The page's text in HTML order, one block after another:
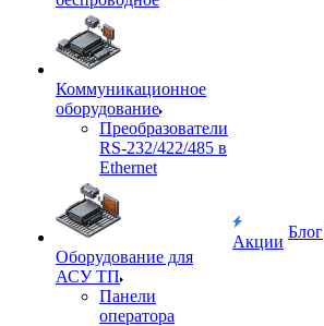
Коммуникационное
оборудование
Преобразователи
RS-232/422/485 в
Ethernet
Оборудование для
АСУ ТП
Панели
оператора
Акции
Блог